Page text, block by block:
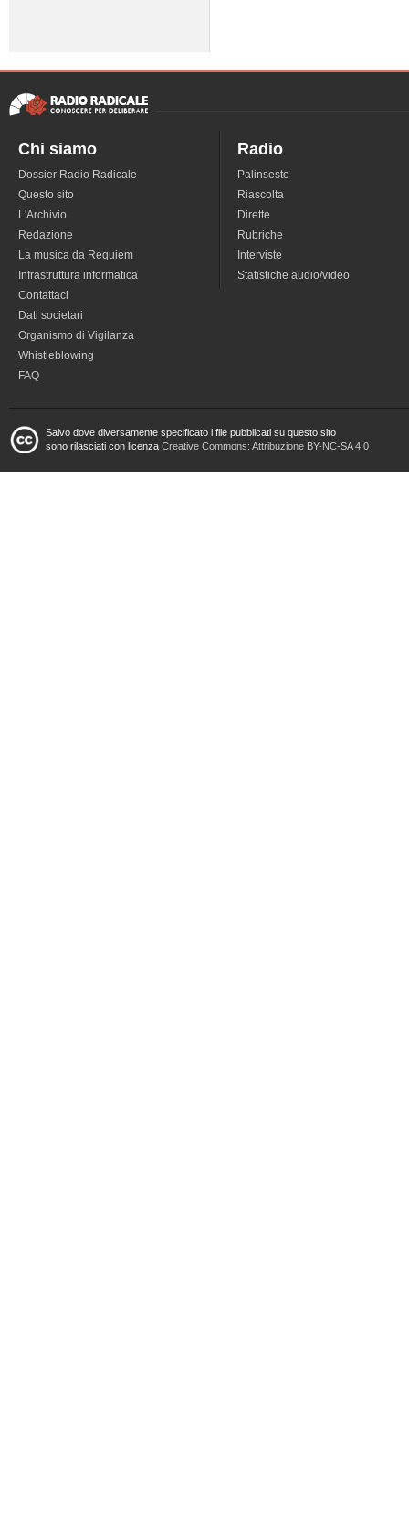
Chi siamo
Dossier Radio Radicale
Questo sito
L'Archivio
Redazione
La musica da Requiem
Infrastruttura informatica
Contattaci
Dati societari
Organismo di Vigilanza
Whistleblowing
FAQ
Radio
Palinsesto
Riascolta
Dirette
Rubriche
Interviste
Statistiche audio/video
Salvo dove diversamente specificato i file pubblicati su questo sito
sono rilasciati con licenza Creative Commons: Attribuzione BY-NC-SA 4.0